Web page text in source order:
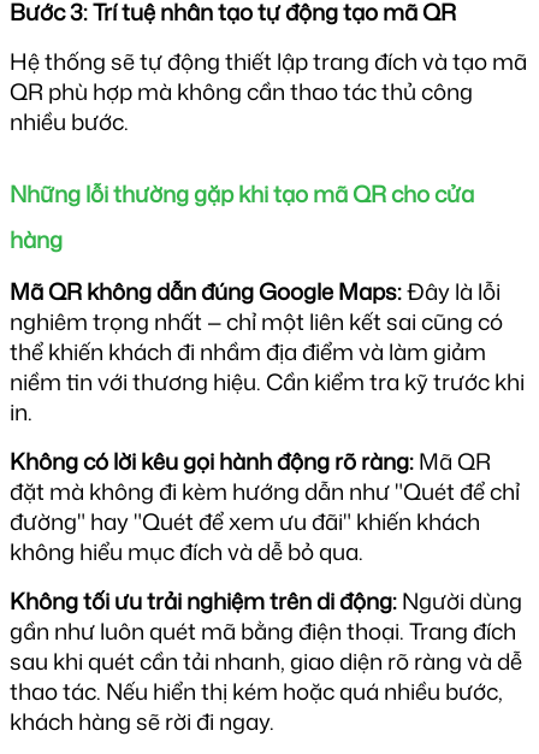
Bước 3: Trí tuệ nhân tạo tự động tạo mã QR
Hệ thống sẽ tự động thiết lập trang đích và tạo mã
QR phù hợp mà không cần thao tác thủ công
nhiều bước.
Những lỗi thường gặp khi tạo mã QR cho cửa
hàng
Mã QR không dẫn đúng Google Maps: Đây là lỗi
nghiêm trọng nhất — chỉ một liên kết sai cũng có
thể khiến khách đi nhầm địa điểm và làm giảm
niềm tin với thương hiệu. Cần kiểm tra kỹ trước khi
in.
Không có lời kêu gọi hành động rõ ràng: Mã QR
đặt mà không đi kèm hướng dẫn như "Quét để chỉ
đường" hay "Quét để xem ưu đãi" khiến khách
không hiểu mục đích và dễ bỏ qua.
Không tối ưu trải nghiệm trên di động: Người dùng
gần như luôn quét mã bằng điện thoại. Trang đích
sau khi quét cần tải nhanh, giao diện rõ ràng và dễ
thao tác. Nếu hiển thị kém hoặc quá nhiều bước,
khách hàng sẽ rời đi ngay.